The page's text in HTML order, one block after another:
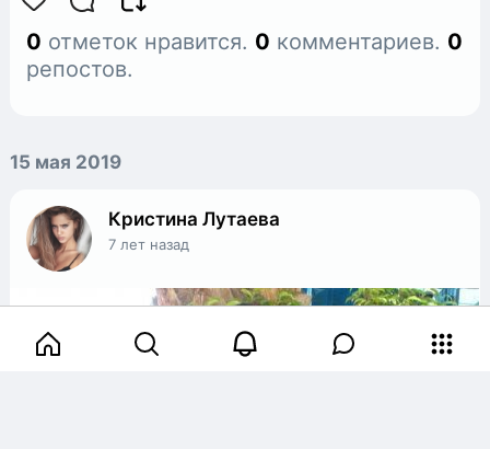
0 отметок нравится. 0 комментариев. 0
репостов.
15 мая 2019
Кристина Лутаева
7 лет назад